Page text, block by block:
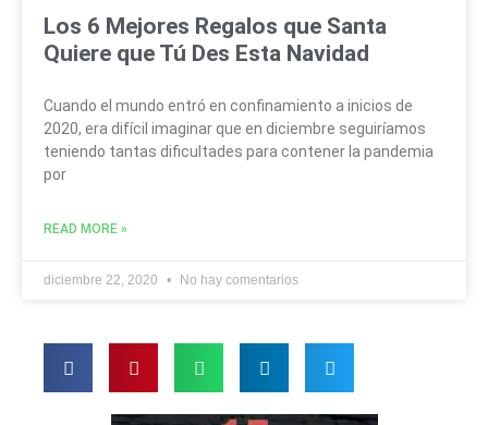
Los 6 Mejores Regalos que Santa
Quiere que Tú Des Esta Navidad
Cuando el mundo entró en confinamiento a inicios de
2020, era difícil imaginar que en diciembre seguiríamos
teniendo tantas dificultades para contener la pandemia
por
READ MORE »
diciembre 22, 2020 No hay comentarios